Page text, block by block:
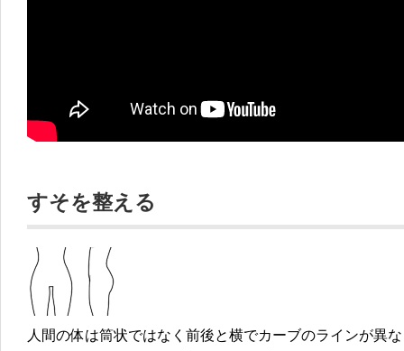
すそを整える
人間の体は筒状ではなく前後と横でカーブのラインが異